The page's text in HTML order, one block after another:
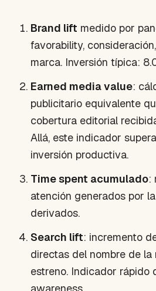
Brand lift medido por
favorability,
marca. Inversión típica:
Earned media value:
publicitario equivalente
cobertura editorial
Allá, este indicador
inversión productiva.
Time spent acumulado:
atención generados por
derivados.
Search lift: incremento
directas del nombre de la
estreno. Indicador rápido